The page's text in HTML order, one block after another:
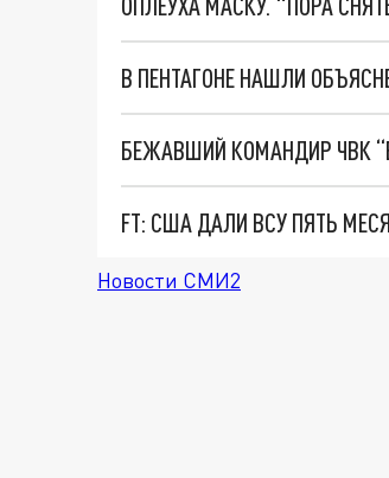
БЕЖАВШИЙ КОМАНДИР ЧВК
FT: США ДАЛИ ВСУ ПЯТЬ
Новости СМИ2